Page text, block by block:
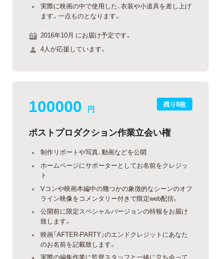
実際に映画の中で使用した、衣装や小道具を差し上げ
ます。一点ものとなります。
2016年10月 にお届け予定です。
4人が応援しています。
残り8枚
100000 円
ポストプロダクション作業立会い権
制作リポートや写真、動画などを公開
ホームページにサポーターとしてお名前をクレジッ
ト
Vコンや映画本編中の幾つかの象徴的なシーンのオフ
ライン映像をコメンタリー付きで限定web配信。
公開前に限定スペシャルバージョンの特報をお届け
致します。
映画「AFTER-PARTY」のエンドクレジットにあなた
のお名前を記載致します。
実際の編集作業に監督スタッフと一緒に立ち会って